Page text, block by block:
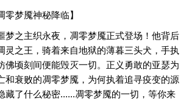
零梦魇神秘降临】
梦之主织永夜，凋零梦魇正式登场！他背后
灵之王，骑着来自地狱的薄暮三头犬，手执
佛顷刻间便能毁灭一切。正义勇敢的亚瑟为
和衰败的凋零梦魇，为何执着追寻疫变的源
藏了什么秘密......凋零梦魇的一切，等你来